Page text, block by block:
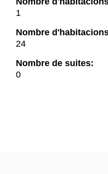
1
Nombre
24
Nombre de suites:
0